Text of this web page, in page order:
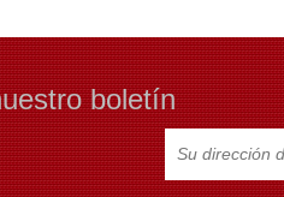
boletín